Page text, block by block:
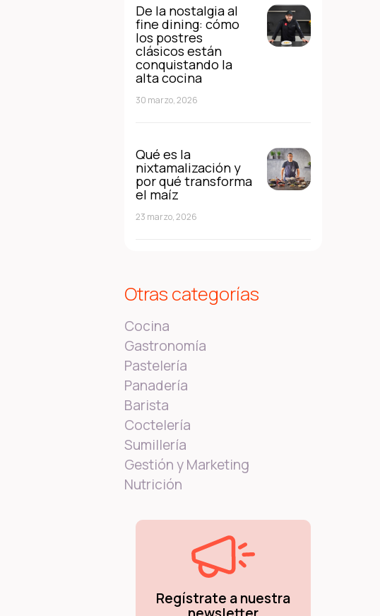
De la nostalgia al
fine dining: cómo
los postres
clásicos están
conquistando la
alta cocina
30 marzo, 2026
Qué es la
nixtamalización y
por qué transforma
el maíz
23 marzo, 2026
Otras categorías
Cocina
Gastronomía
Pastelería
Panadería
Barista
Coctelería
Sumillería
Gestión y Marketing
Nutrición
Regístrate a nuestra